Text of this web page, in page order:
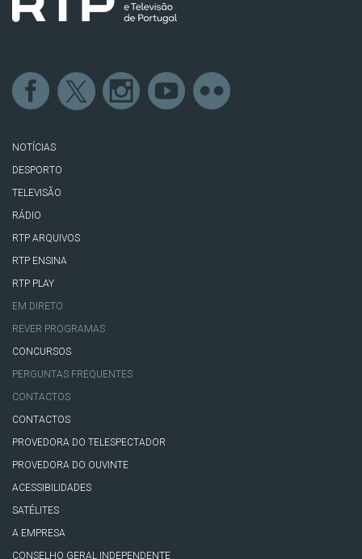
NOTÍCIAS
DESPORTO
TELEVISÃO
RÁDIO
RTP ARQUIVOS
RTP ENSINA
RTP PLAY
EM DIRETO
REVER PROGRAMAS
CONCURSOS
PERGUNTAS FREQUENTES
CONTACTOS
CONTACTOS
PROVEDORA DO TELESPECTADOR
PROVEDORA DO OUVINTE
ACESSIBILIDADES
SATÉLITES
A EMPRESA
CONSELHO GERAL INDEPENDENTE